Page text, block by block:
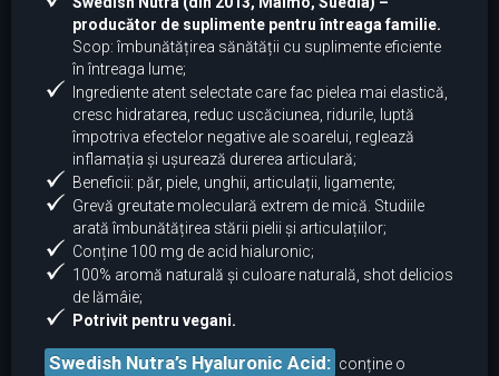
producător de suplimente pentru întreaga familie.
Scop: îmbunătățirea sănătății cu suplimente eficiente
în întreaga lume;
Ingrediente atent selectate care fac pielea mai elastică,
cresc hidratarea, reduc uscăciunea, ridurile, luptă
împotriva efectelor negative ale soarelui, reglează
inflamația și ușurează durerea articulară;
Beneficii: păr, piele, unghii, articulații, ligamente;
Grevă greutate moleculară extrem de mică. Studiile
arată îmbunătățirea stării pielii și articulațiilor;
Conține 100 mg de acid hialuronic;
100% aromă naturală și culoare naturală, shot delicios
de lămâie;
Potrivit pentru vegani.
Swedish Nutra’s Hyaluronic Acid: conține o